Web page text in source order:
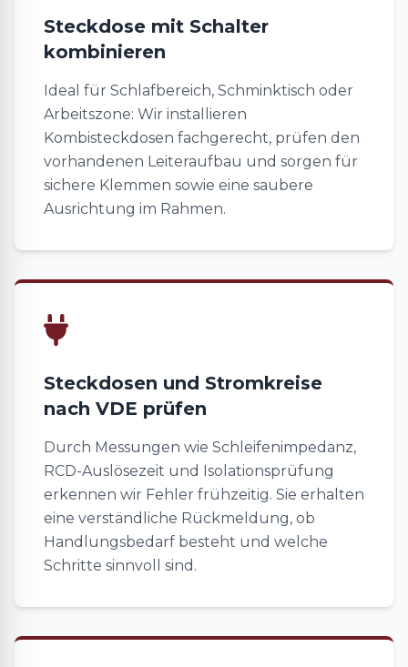
Steckdose mit Schalter
kombinieren
Ideal für Schlafbereich, Schminktisch oder
Arbeitszone: Wir installieren
Kombisteckdosen fachgerecht, prüfen den
vorhandenen Leiteraufbau und sorgen für
sichere Klemmen sowie eine saubere
Ausrichtung im Rahmen.
Steckdosen und Stromkreise
nach VDE prüfen
Durch Messungen wie Schleifenimpedanz,
RCD-Auslösezeit und Isolationsprüfung
erkennen wir Fehler frühzeitig. Sie erhalten
eine verständliche Rückmeldung, ob
Handlungsbedarf besteht und welche
Schritte sinnvoll sind.